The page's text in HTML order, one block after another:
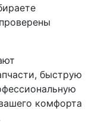
быструю
комфорта